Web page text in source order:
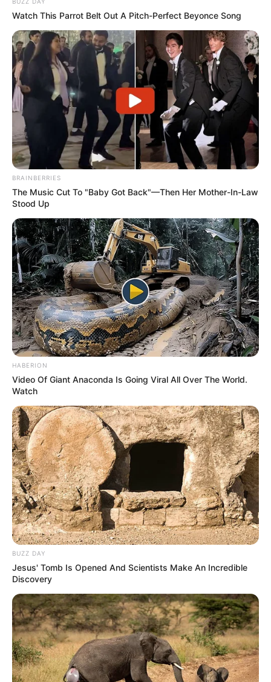
Watch This Parrot Belt Out A Pitch-Perfect Beyonce Song
BRAINBERRIES
The Music Cut To "Baby Got Back"—Then Her Mother-In-Law
Stood Up
HABERION
Video Of Giant Anaconda Is Going Viral All Over The World.
Watch
BUZZ DAY
Jesus' Tomb Is Opened And Scientists Make An Incredible
Discovery